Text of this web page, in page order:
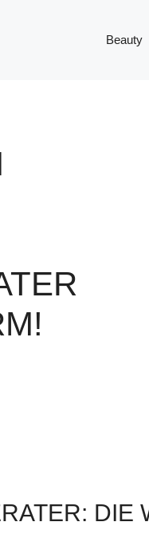
Beauty
DIE